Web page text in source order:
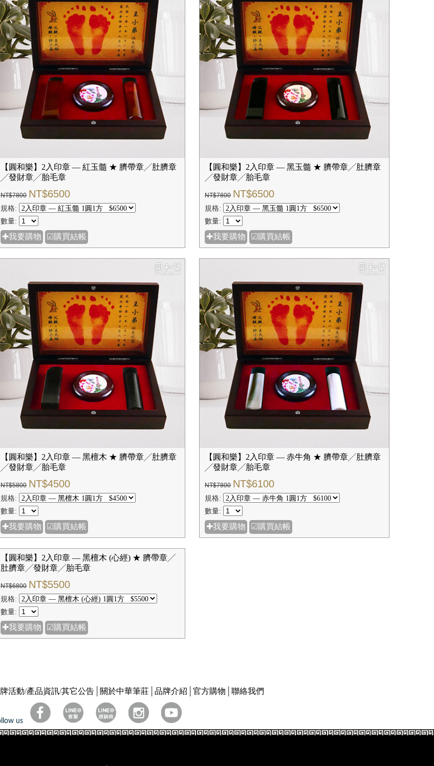
【圓和樂】2入印章 — 紅玉髓 ★ 臍帶章╱肚臍章
╱發財章╱胎毛章
NT$7800 NT$6500
規格:
數量:
✚我要購物 ☑購買結帳
【圓和樂】2入印章 — 黑玉髓 ★ 臍帶章╱肚臍章
╱發財章╱胎毛章
NT$7800 NT$6500
規格:
數量:
✚我要購物 ☑購買結帳
【圓和樂】2入印章 — 黑檀木 ★ 臍帶章╱肚臍章
╱發財章╱胎毛章
NT$5800 NT$4500
規格:
數量:
✚我要購物 ☑購買結帳
【圓和樂】2入印章 — 赤牛角 ★ 臍帶章╱肚臍章
╱發財章╱胎毛章
NT$7800 NT$6100
規格:
數量:
✚我要購物 ☑購買結帳